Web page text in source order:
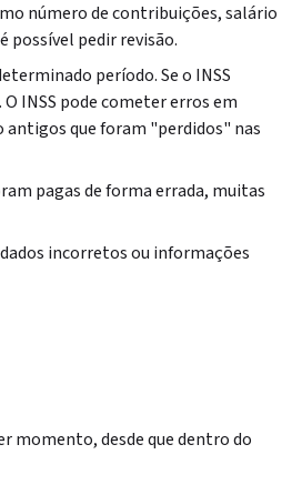
número de contribuições, salário
possível pedir revisão.
período. Se o INSS
INSS pode cometer erros em
antigos que foram "perdidos" nas
pagas de forma errada, muitas
incorretos ou informações
momento, desde que dentro do